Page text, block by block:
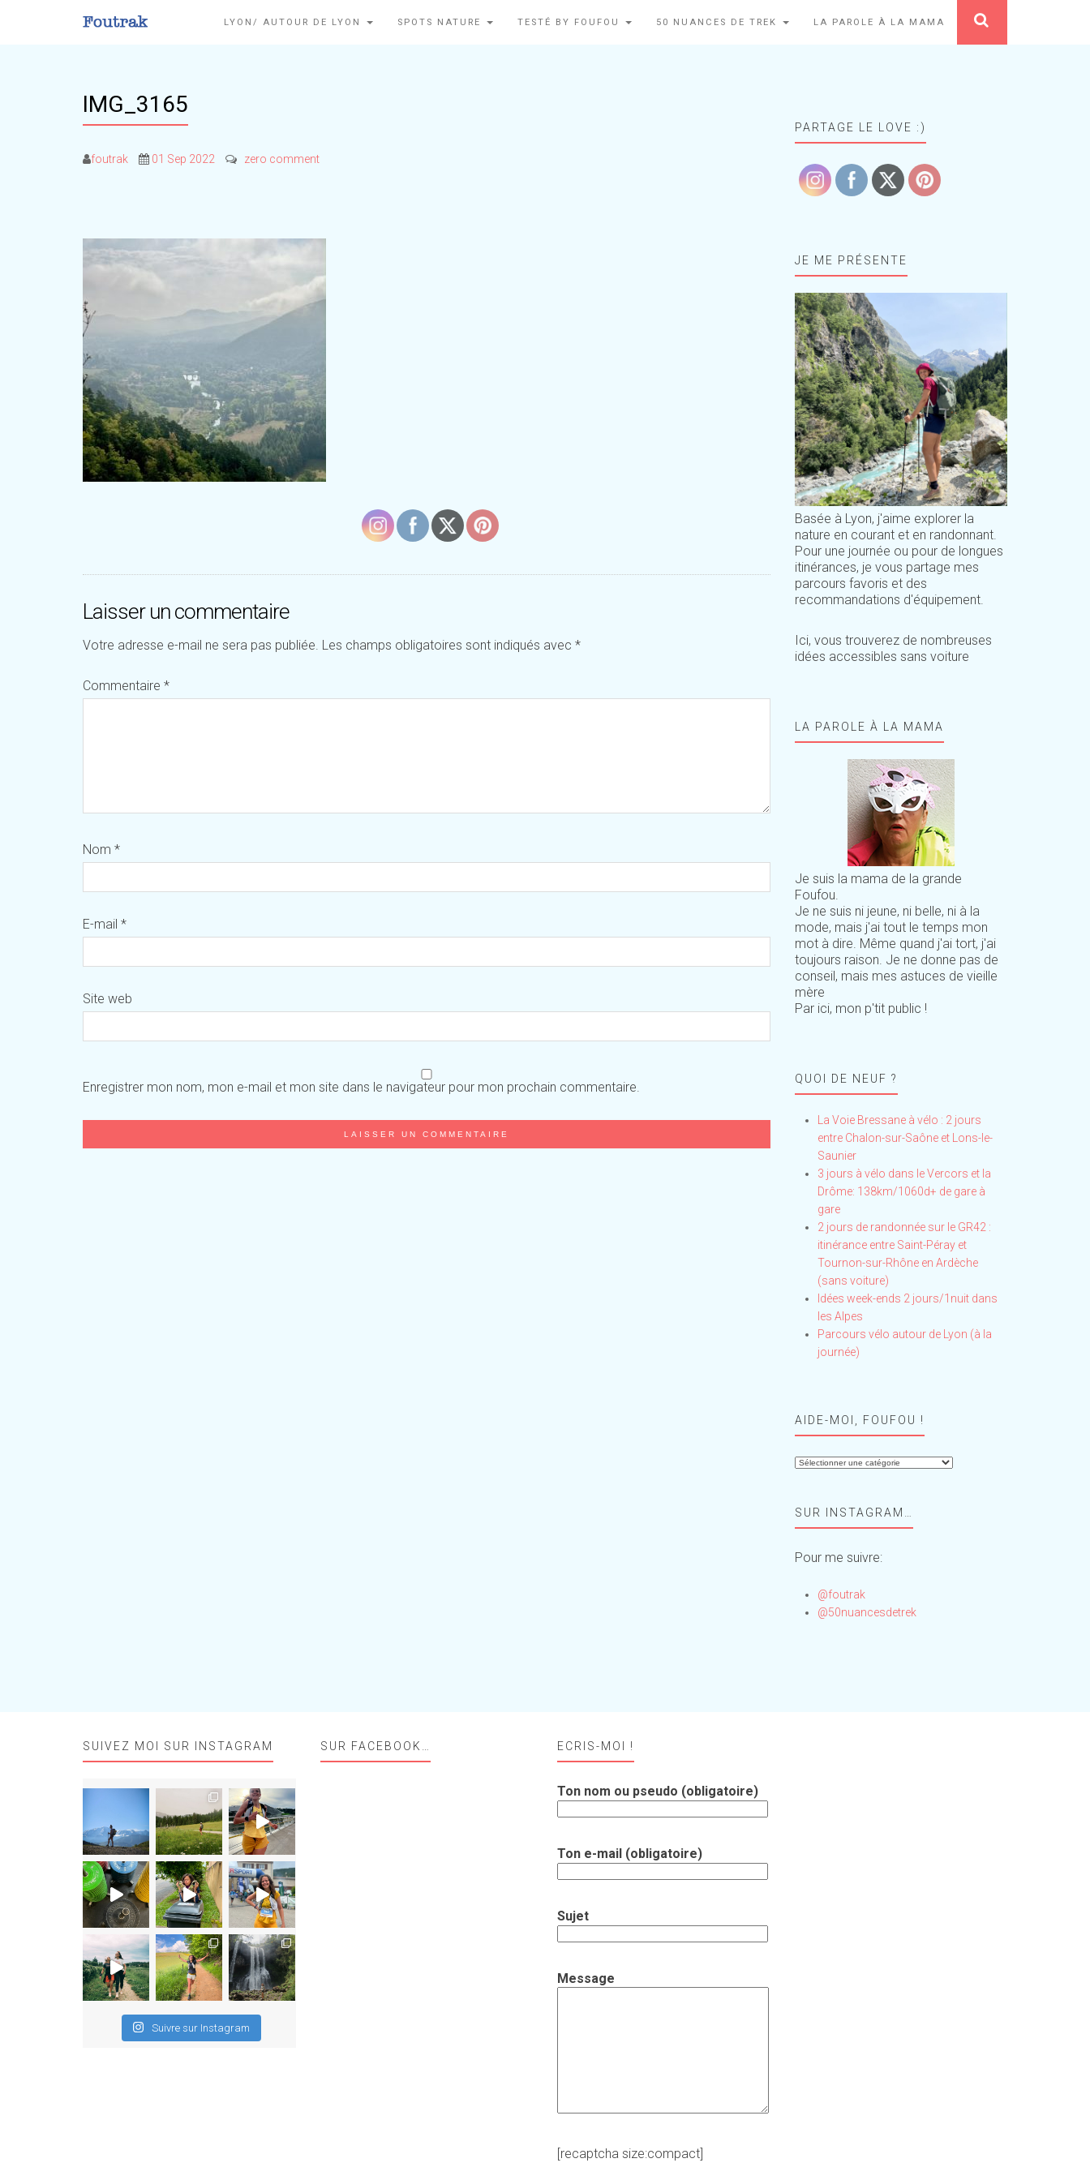
LYON/ AUTOUR DE LYON SPOTS NATURE TESTÉ BY FOUFOU 50 NUANCES DE TREK LA PAROLE À LA MAMA
IMG_3165
foutrak 01 Sep 2022 zero comment
Laisser un commentaire
Votre adresse e-mail ne sera pas publiée. Les champs obligatoires sont indiqués avec *
Commentaire *
Nom *
E-mail *
Site web
Enregistrer mon nom, mon e-mail et mon site dans le navigateur pour mon prochain commentaire.
PARTAGE LE LOVE :)
JE ME PRÉSENTE
Basée à Lyon, j'aime explorer la
nature en courant et en randonnant.
Pour une journée ou pour de longues
itinérances, je vous partage mes
parcours favoris et des
recommandations d'équipement.
Ici, vous trouverez de nombreuses
idées accessibles sans voiture
LA PAROLE À LA MAMA
Je suis la mama de la grande
Foufou.
Je ne suis ni jeune, ni belle, ni à la
mode, mais j'ai tout le temps mon
mot à dire. Même quand j'ai tort, j'ai
toujours raison. Je ne donne pas de
conseil, mais mes astuces de vieille
mère
Par ici, mon p'tit public !
QUOI DE NEUF ?
La Voie Bressane à vélo : 2 jours
entre Chalon-sur-Saône et Lons-le-
Saunier
3 jours à vélo dans le Vercors et la
Drôme: 138km/1060d+ de gare à
gare
2 jours de randonnée sur le GR42 :
itinérance entre Saint-Péray et
Tournon-sur-Rhône en Ardèche
(sans voiture)
Idées week-ends 2 jours/1nuit dans
les Alpes
Parcours vélo autour de Lyon (à la
journée)
AIDE-MOI, FOUFOU !
Aide-
!SUR INSTAGRAM…
Pour me suivre:
@foutrak
@50nuancesdetrek
SUIVEZ MOI SUR INSTAGRAM
Suivre sur Instagram
SUR FACEBOOK… ECRIS-MOI !
Ton nom ou pseudo (obligatoire)
Ton e-mail (obligatoire)
Sujet
Message
[recaptcha size:compact]